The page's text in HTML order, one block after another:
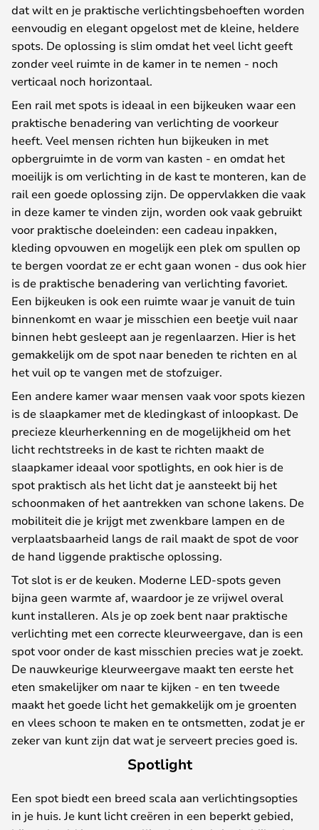
dat wilt en je praktische verlichtingsbehoeften worden
eenvoudig en elegant opgelost met de kleine, heldere
spots. De oplossing is slim omdat het veel licht geeft
zonder veel ruimte in de kamer in te nemen - noch
verticaal noch horizontaal.
Een rail met spots is ideaal in een bijkeuken waar een
praktische benadering van verlichting de voorkeur
heeft. Veel mensen richten hun bijkeuken in met
opbergruimte in de vorm van kasten - en omdat het
moeilijk is om verlichting in de kast te monteren, kan de
rail een goede oplossing zijn. De oppervlakken die vaak
in deze kamer te vinden zijn, worden ook vaak gebruikt
voor praktische doeleinden: een cadeau inpakken,
kleding opvouwen en mogelijk een plek om spullen op
te bergen voordat ze er echt gaan wonen - dus ook hier
is de praktische benadering van verlichting favoriet.
Een bijkeuken is ook een ruimte waar je vanuit de tuin
binnenkomt en waar je misschien een beetje vuil naar
binnen hebt gesleept aan je regenlaarzen. Hier is het
gemakkelijk om de spot naar beneden te richten en al
het vuil op te vangen met de stofzuiger.
Een andere kamer waar mensen vaak voor spots kiezen
is de slaapkamer met de kledingkast of inloopkast. De
precieze kleurherkenning en de mogelijkheid om het
licht rechtstreeks in de kast te richten maakt de
slaapkamer ideaal voor spotlights, en ook hier is de
spot praktisch als het licht dat je aansteekt bij het
schoonmaken of het aantrekken van schone lakens. De
mobiliteit die je krijgt met zwenkbare lampen en de
verplaatsbaarheid langs de rail maakt de spot de voor
de hand liggende praktische oplossing.
Tot slot is er de keuken. Moderne LED-spots geven
bijna geen warmte af, waardoor je ze vrijwel overal
kunt installeren. Als je op zoek bent naar praktische
verlichting met een correcte kleurweergave, dan is een
spot voor onder de kast misschien precies wat je zoekt.
De nauwkeurige kleurweergave maakt ten eerste het
eten smakelijker om naar te kijken - en ten tweede
maakt het goede licht het gemakkelijk om je groenten
en vlees schoon te maken en te ontsmetten, zodat je er
zeker van kunt zijn dat wat je serveert precies goed is.
Spotlight
Een spot biedt een breed scala aan verlichtingsopties
in je huis. Je kunt licht creëren in een beperkt gebied,